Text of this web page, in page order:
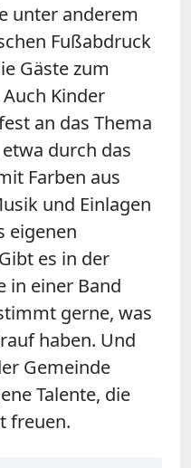
unter anderem
Fußabdruck
Gäste zum
Kinder
an das Thema
durch das
Farben aus
und Einlagen
eigenen
es in der
in einer Band
gerne, was
haben. Und
Gemeinde
Talente, die
freuen.